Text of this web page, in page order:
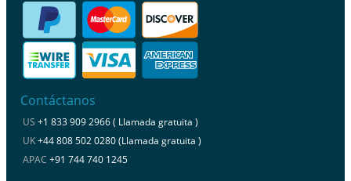
Contáctanos
US +1 833 909 2966 ( Llamada gratuita )
UK+44 808 502 0280 (Llamada gratuita )
APAC +91 744 740 1245